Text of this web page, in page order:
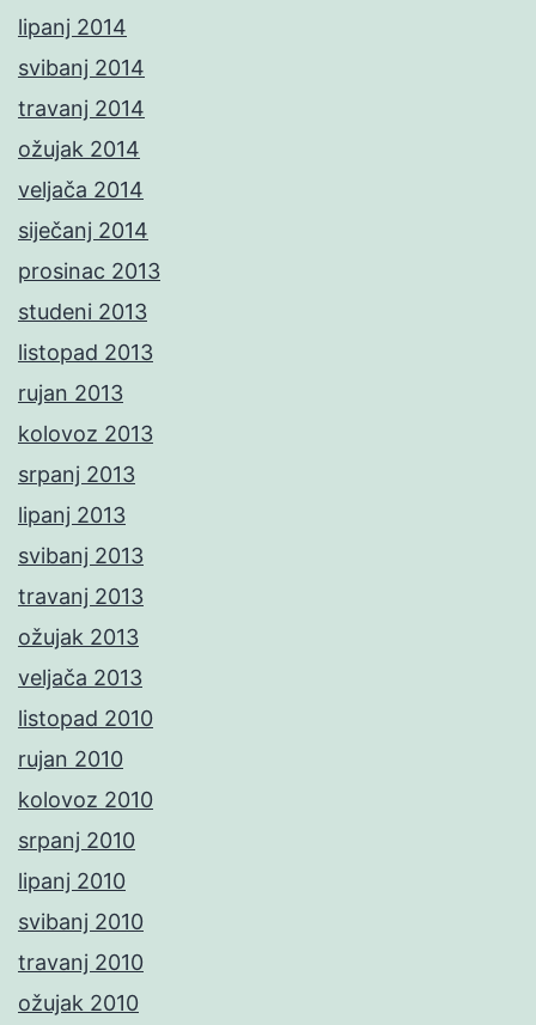
lipanj 2014
svibanj 2014
travanj 2014
ožujak 2014
veljača 2014
siječanj 2014
prosinac 2013
studeni 2013
listopad 2013
rujan 2013
kolovoz 2013
srpanj 2013
lipanj 2013
svibanj 2013
travanj 2013
ožujak 2013
veljača 2013
listopad 2010
rujan 2010
kolovoz 2010
srpanj 2010
lipanj 2010
svibanj 2010
travanj 2010
ožujak 2010